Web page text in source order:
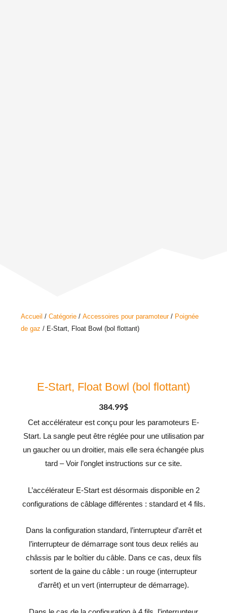
Accueil /Catégorie /Accessoires pour paramoteur/ Poignée
de gaz / E-Start, Float Bowl (bol flottant)
E-Start, Float Bowl (bol flottant)
384.99$
Cet accélérateur est conçu pour les paramoteurs E-
Start. La sangle peut être réglée pour une utilisation par
un gaucher ou un droitier, mais elle sera échangée plus
tard – Voir l’onglet instructions sur ce site.
L’accélérateur E-Start est désormais disponible en 2
configurations de câblage différentes : standard et 4 fils.
Dans la configuration standard, l’interrupteur d’arrêt et
l’interrupteur de démarrage sont tous deux reliés au
châssis par le boîtier du câble. Dans ce cas, deux fils
sortent de la gaine du câble : un rouge (interrupteur
d’arrêt) et un vert (interrupteur de démarrage).